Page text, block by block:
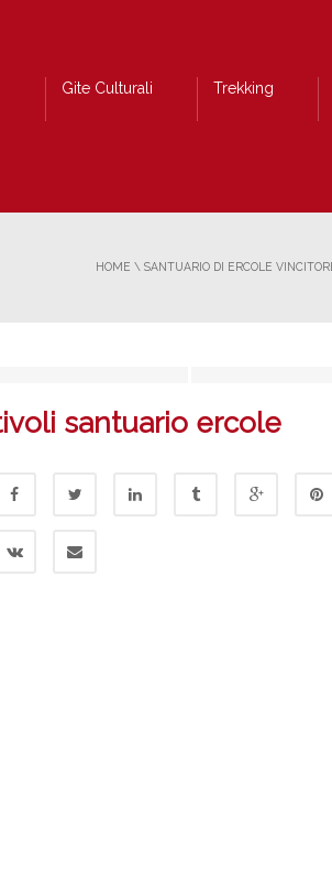
Gite Culturali Trekking
HOME \ SANTUARIO DI ERCOLE
santuario ercole